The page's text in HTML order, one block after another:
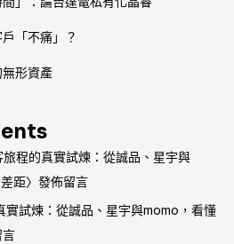
「不痛」？
形資產
旅程的真實試煉：從誠品、星宇與
距〉發佈留言
實試煉：從誠品、星宇與momo，看懂
言